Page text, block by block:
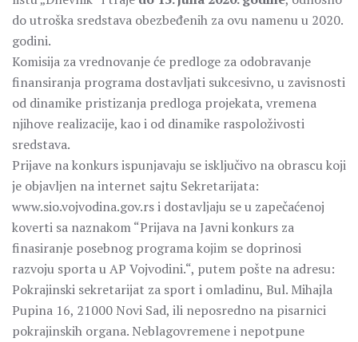
do utroška sredstava obezbeđenih za ovu namenu u 2020.
godini.
Komisija za vrednovanje će predloge za odobravanje
finansiranja programa dostavljati sukcesivno, u zavisnosti
od dinamike pristizanja predloga projekata, vremena
njihove realizacije, kao i od dinamike raspoloživosti
sredstava.
Prijave na konkurs ispunjavaju se isključivo na obrascu koji
je objavljen na internet sajtu Sekretarijata:
www.sio.vojvodina.gov.rs i dostavljaju se u zapečaćenoj
koverti sa naznakom “Prijava na Javni konkurs za
finasiranje posebnog programa kojim se doprinosi
razvoju sporta u AP Vojvodini.“, putem pošte na adresu:
Pokrajinski sekretarijat za sport i omladinu, Bul. Mihajla
Pupina 16, 21000 Novi Sad, ili neposredno na pisarnici
pokrajinskih organa. Neblagovremene i nepotpune